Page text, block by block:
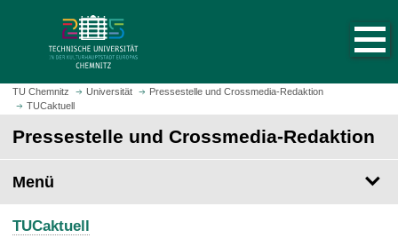
m
H
t
s
i
e
a
u
TU Chemnitz Universität
Pressestelle und Crossmedia-Redaktion
TUCaktuell
Pressestelle und Crossmedia-Redaktion
Menü
TUCaktuell